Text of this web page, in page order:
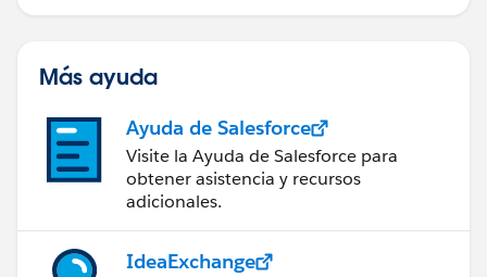
Más ayuda
Ayuda de Salesforce
Visite la Ayuda de Salesforce para
obtener asistencia y recursos
adicionales.
IdeaExchange